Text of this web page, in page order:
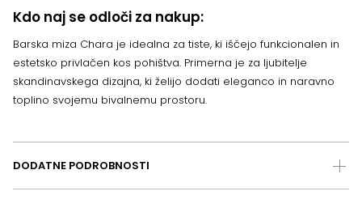
Kdo naj se odloči za nakup:
Barska miza Chara je idealna za tiste, ki iščejo funkcionalen in
estetsko privlačen kos pohištva. Primerna je za ljubitelje
skandinavskega dizajna, ki želijo dodati eleganco in naravno
toplino svojemu bivalnemu prostoru.
DODATNE PODROBNOSTI